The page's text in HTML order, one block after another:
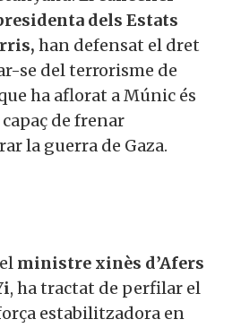
han demanat que
de revisar les
si es detecten
de drets
països europeus
dels Estats
se del terrorisme
que ha aflorat a
sembla capaç de
a
a participar i
ser un